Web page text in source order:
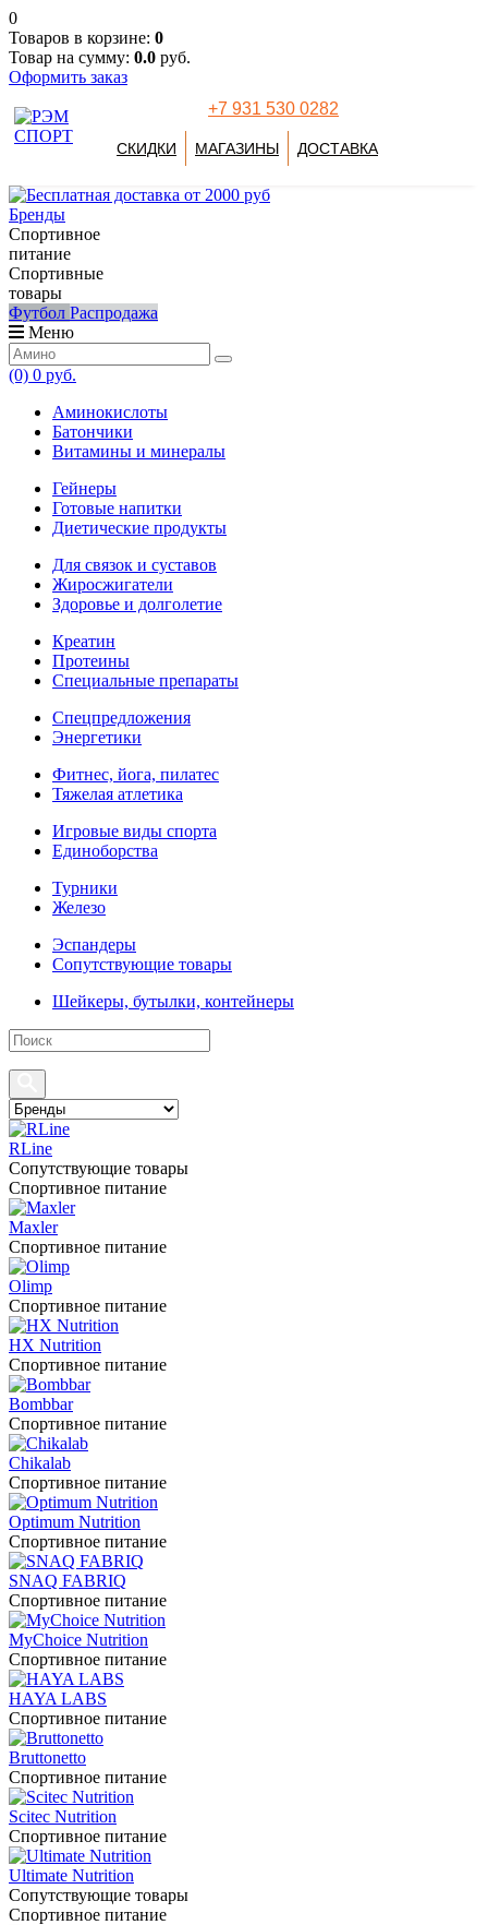
0
Товаров в корзине: 0
Товар на сумму: 0.0 руб.
Оформить заказ
+7 931 530 0282
СКИДКИ МАГАЗИНЫ ДОСТАВКА
Бренды
Спортивное
питание
Спортивные
товары
Футбол Распродажа
Меню
(0) 0 руб.
Аминокислоты
Батончики
Витамины и минералы
Гейнеры
Готовые напитки
Диетические продукты
Для связок и суставов
Жиросжигатели
Здоровье и долголетие
Креатин
Протеины
Специальные препараты
Спецпредложения
Энергетики
Фитнес, йога, пилатес
Тяжелая атлетика
Игровые виды спорта
Единоборства
Турники
Железо
Эспандеры
Сопутствующие товары
Шейкеры, бутылки, контейнеры
RLine
Сопутствующие товары
Спортивное питание
Maxler
Спортивное питание
Olimp
Спортивное питание
HX Nutrition
Спортивное питание
Bombbar
Спортивное питание
Chikalab
Спортивное питание
Optimum Nutrition
Спортивное питание
SNAQ FABRIQ
Спортивное питание
MyChoice Nutrition
Спортивное питание
HAYA LABS
Спортивное питание
Bruttonetto
Спортивное питание
Scitec Nutrition
Спортивное питание
Ultimate Nutrition
Сопутствующие товары
Спортивное питание